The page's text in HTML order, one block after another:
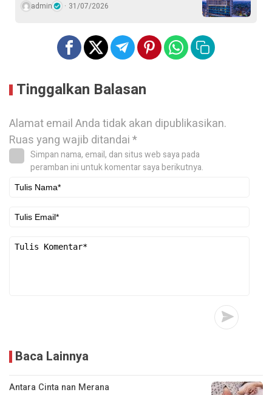
admin 31/07/2026
Tinggalkan Balasan
Alamat email Anda tidak akan dipublikasikan.
Ruas yang wajib ditandai*
Simpan nama, email, dan situs web saya pada
peramban ini untuk komentar saya berikutnya.
Baca Lainnya
Antara Cinta nan Merana